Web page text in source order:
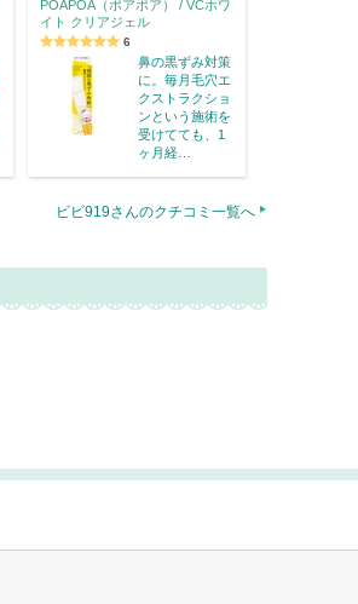
POAPOA（ポアポア） / VCホワ
イト クリアジェル
6
鼻の黒ずみ対策
に。毎月毛穴エ
クストラクショ
ンという施術を
受けてても、1
ヶ月経…
ビビ919さんのクチコミ一覧へ